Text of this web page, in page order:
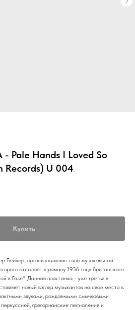
- Pale Hands I Loved So
Records) U 004
Купить
Бейкер, организовавшие свой музыкальный
отсылает к роману 1936 годв британского
в Газе". Данная пластинка - уже третья в
новый взгляд музыкантов на свое место в
звуками, рождаемыми смычковыми
грегорианские песнопения и